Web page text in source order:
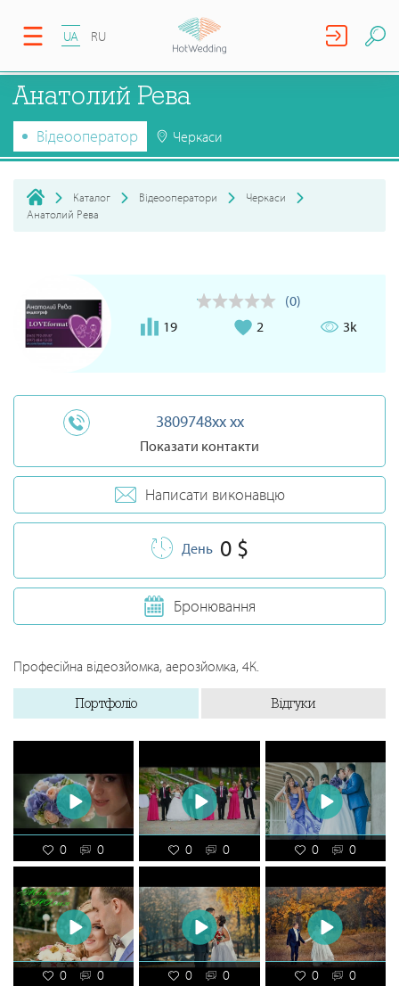
UA RU
Анатолий Рева
Відеооператор Черкаси
Каталог Відеооператори
Черкаси
Анатолий Рева
(0)
19
2 3k
3809748xx xx
Показати контакти
Написати виконавцю
День 0 $
Бронювання
Професійна відеозйомка, аерозйомка, 4К.
Портфоліо Відгуки
0 0 0 0 0 0
0 0 0 0 0 0